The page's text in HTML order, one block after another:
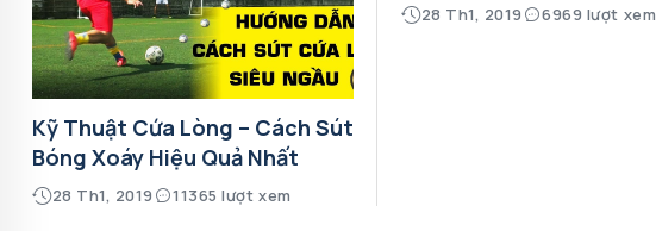
Kỹ Thuật Cứa Lòng – Cách Sút
Bóng Xoáy Hiệu Quả Nhất
28 Th1, 2019 11365 lượt xem
28 Th1, 2019 6969 lượt xem